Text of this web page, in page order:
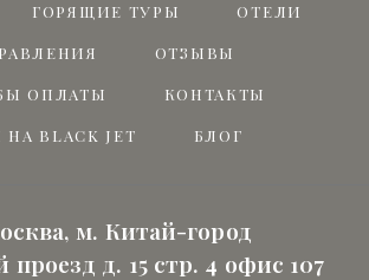
ГОРЯЩИЕ ТУРЫ ОТЕЛИ
ОТЗЫВЫ
ОПЛАТЫ КОНТАКТЫ
BLACK JET БЛОГ
м. Китай-город
проезд д. 15 стр. 4 офис 107